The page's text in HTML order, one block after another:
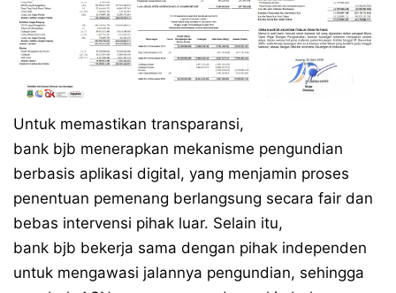
Untuk memastikan transparansi,
bank bjb menerapkan mekanisme pengundian
berbasis aplikasi digital, yang menjamin proses
penentuan pemenang berlangsung secara fair dan
bebas intervensi pihak luar. Selain itu,
bank bjb bekerja sama dengan pihak independen
untuk mengawasi jalannya pengundian, sehingga